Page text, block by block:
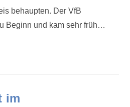
behaupten. Der VfB
Beginn und kam sehr früh…
im